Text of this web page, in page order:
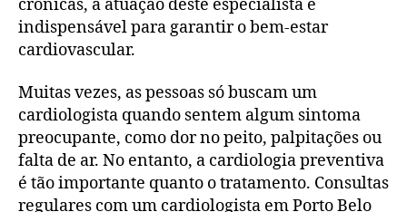
crônicas, a atuação deste especialista é
indispensável para garantir o bem-estar
cardiovascular.
Muitas vezes, as pessoas só buscam um
cardiologista quando sentem algum sintoma
preocupante, como dor no peito, palpitações ou
falta de ar. No entanto, a cardiologia preventiva
é tão importante quanto o tratamento. Consultas
regulares com um cardiologista em Porto Belo